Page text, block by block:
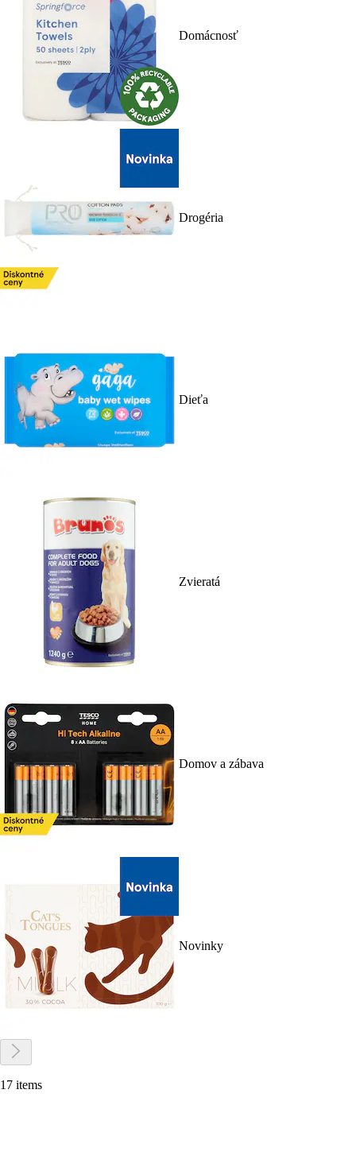
Domácnosť
Drogéria
Dieťa
Zvieratá
Domov a zábava
Novinky
17 items